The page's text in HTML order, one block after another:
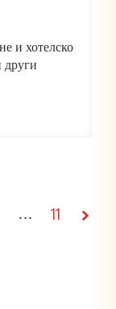
и хотелско
други
… 11